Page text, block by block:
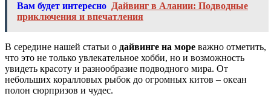
Вам будет интересно Дайвинг в Алании: Подводные
приключения и впечатления
В середине нашей статьи о дайвинге на море важно отметить,
что это не только увлекательное хобби, но и возможность
увидеть красоту и разнообразие подводного мира. От
небольших коралловых рыбок до огромных китов – океан
полон сюрпризов и чудес.